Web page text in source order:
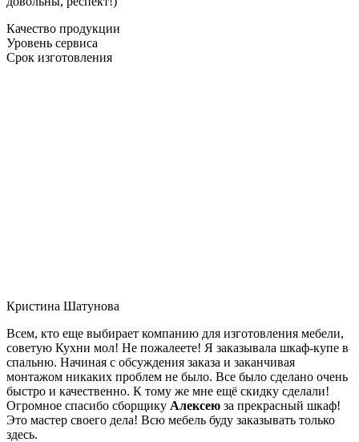
Качество продукции
Уровень сервиса
Срок изготовления
Кристина Шатунова
Всем, кто еще выбирает компанию для изготовления мебели,
советую Кухни мол! Не пожалеете! Я заказывала шкаф-купе в
спальню. Начиная с обсуждения заказа и заканчивая
монтажом никаких проблем не было. Все было сделано очень
быстро и качественно. К тому же мне ещё скидку сделали!
Огромное спасибо сборщику Алексею за прекрасный шкаф!
Это мастер своего дела! Всю мебель буду заказывать только
здесь.